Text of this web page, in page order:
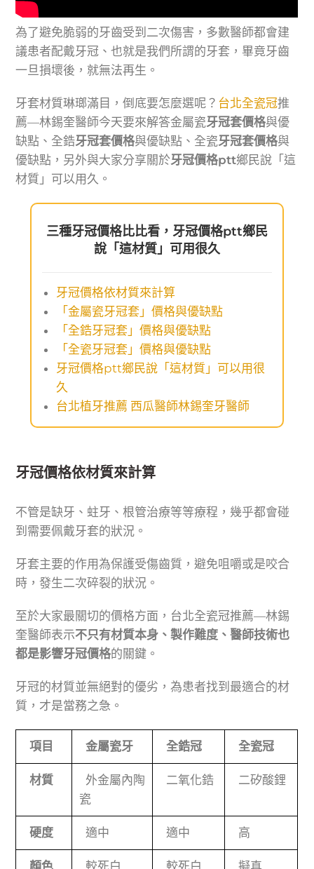
為了避免脆弱的牙齒受到二次傷害，多數醫師都會建
議患者配戴牙冠、也就是我們所謂的牙套，畢竟牙齒
一旦損壞後，就無法再生。
牙套材質琳瑯滿目，倒底要怎麼選呢？ 台北全瓷冠推
薦—林錫奎醫師今天要來解答金屬瓷牙冠套價格與優
缺點、全鋯牙冠套價格與優缺點、全瓷牙冠套價格與
優缺點，另外與大家分享關於牙冠價格ptt鄉民說「這
材質」可以用久。
三種牙冠價格比比看，牙冠價格ptt鄉民
說「這材質」可用很久
牙冠價格依材質來計算
「金屬瓷牙冠套」價格與優缺點
「全鋯牙冠套」價格與優缺點
「全瓷牙冠套」價格與優缺點
牙冠價格ptt鄉民說「這材質」可以用很
久
台北植牙推薦 西瓜醫師林錫奎牙醫師
牙冠價格依材質來計算
不管是缺牙、蛀牙、根管治療等等療程，幾乎都會碰
到需要佩戴牙套的狀況。
牙套主要的作用為保護受傷齒質，避免咀嚼或是咬合
時，發生二次碎裂的狀況。
至於大家最關切的價格方面，台北全瓷冠推薦—林錫
奎醫師表示不只有材質本身、製作難度、醫師技術也
都是影響牙冠價格的關鍵。
牙冠的材質並無絕對的優劣，為患者找到最適合的材
質，才是當務之急。
項目 金屬瓷牙 全鋯冠 全瓷冠
材質
外金屬內陶
瓷
二氧化鋯 二矽酸鋰
硬度 適中 適中 高
顏色 較死白 較死白 擬真